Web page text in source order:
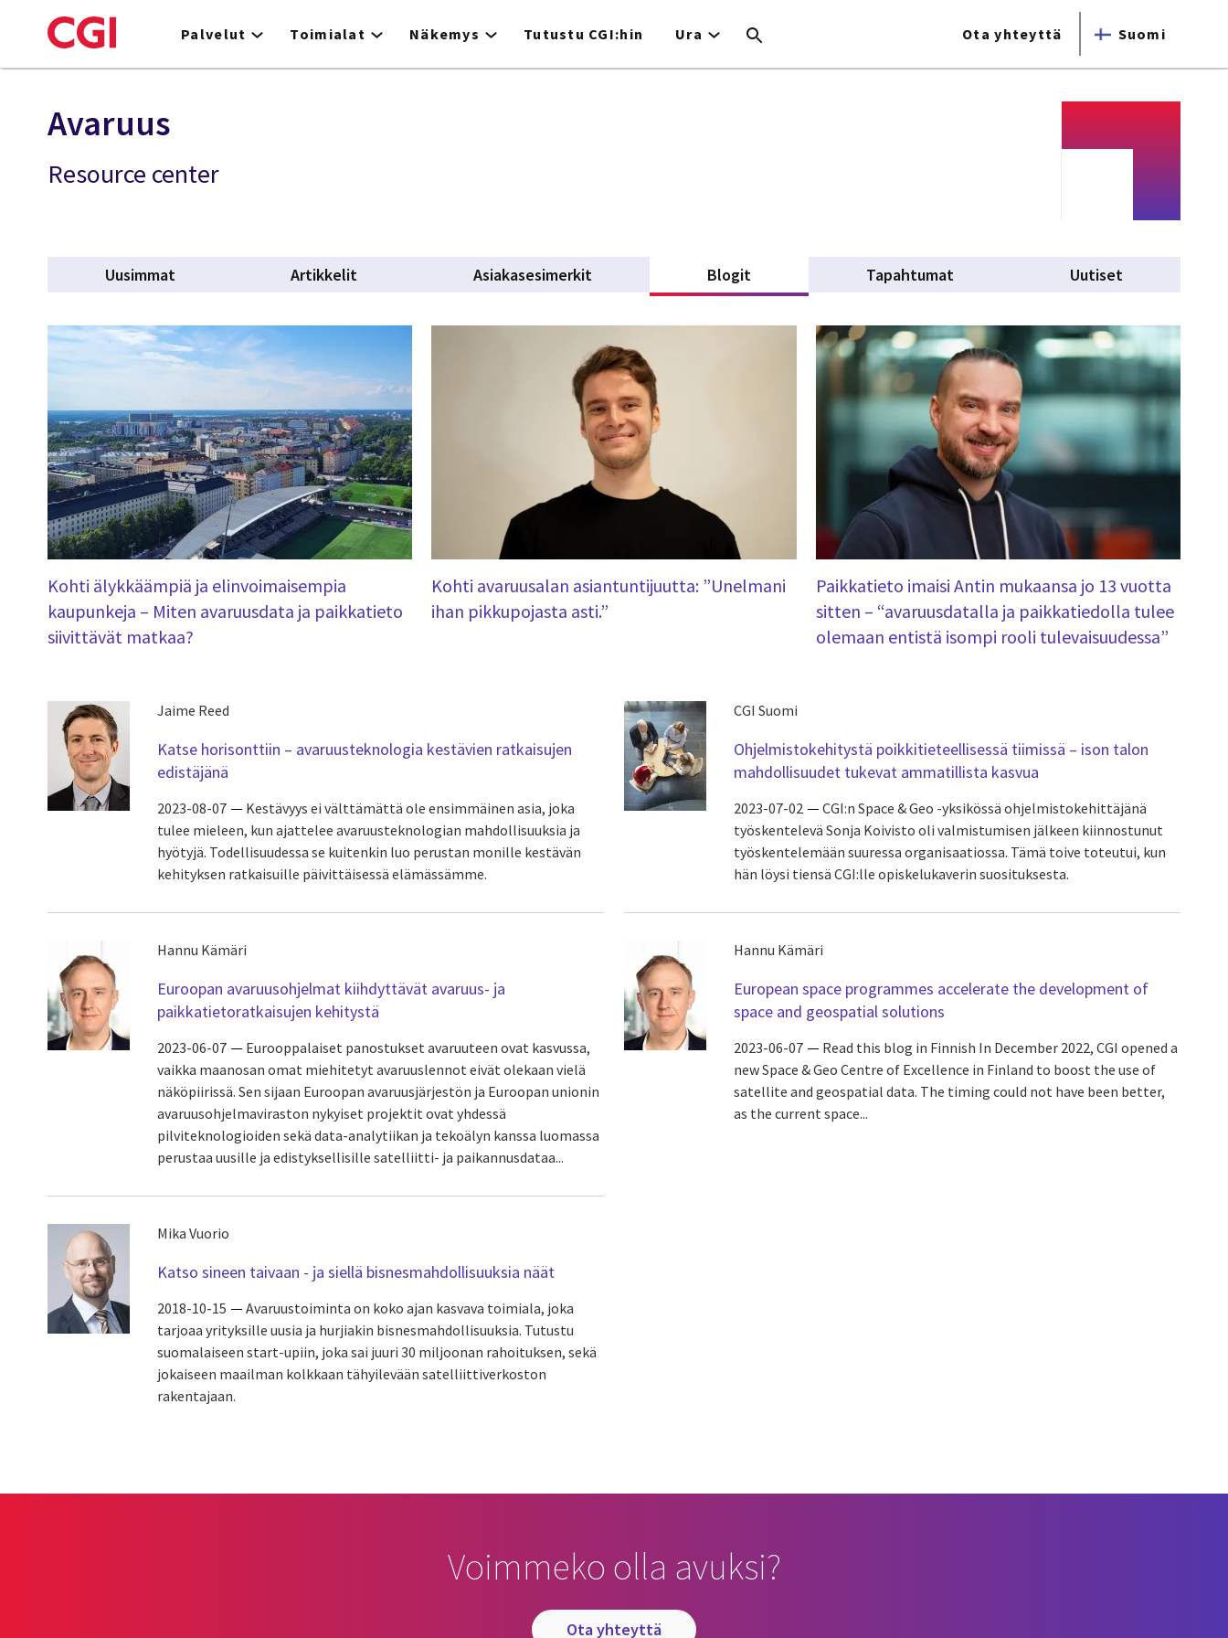
to
Palvelut Toimialat Näkemys Tutustu CGI:hin Ura Ota yhteyttä Suomi
Avaruus
Resource center
Uusimmat Artikkelit Asiakasesimerkit Blogit Tapahtumat Uutiset
Kohti älykkäämpiä ja elinvoimaisempia
kaupunkeja – Miten avaruusdata ja paikkatieto
siivittävät matkaa?
Kohti avaruusalan asiantuntijuutta: ”Unelmani
ihan pikkupojasta asti.”
Paikkatieto imaisi Antin mukaansa jo 13 vuotta
sitten – “avaruusdatalla ja paikkatiedolla tulee
olemaan entistä isompi rooli tulevaisuudessa”
Jaime Reed
Katse horisonttiin – avaruusteknologia kestävien ratkaisujen
edistäjänä
2023-08-07
Kestävyys ei välttämättä ole ensimmäinen asia, joka
tulee mieleen, kun ajattelee avaruusteknologian mahdollisuuksia ja
hyötyjä. Todellisuudessa se kuitenkin luo perustan monille kestävän
kehityksen ratkaisuille päivittäisessä elämässämme.
CGI Suomi
Ohjelmistokehitystä poikkitieteellisessä tiimissä – ison talon
mahdollisuudet tukevat ammatillista kasvua
2023-07-02
CGI:n Space & Geo -yksikössä ohjelmistokehittäjänä
työskentelevä Sonja Koivisto oli valmistumisen jälkeen kiinnostunut
työskentelemään suuressa organisaatiossa. Tämä toive toteutui, kun
hän löysi tiensä CGI:lle opiskelukaverin suosituksesta.
Hannu Kämäri
Euroopan avaruusohjelmat kiihdyttävät avaruus- ja
paikkatietoratkaisujen kehitystä
2023-06-07
Eurooppalaiset panostukset avaruuteen ovat kasvussa,
vaikka maanosan omat miehitetyt avaruuslennot eivät olekaan vielä
näköpiirissä. Sen sijaan Euroopan avaruusjärjestön ja Euroopan unionin
avaruusohjelmaviraston nykyiset projektit ovat yhdessä
pilviteknologioiden sekä data-analytiikan ja tekoälyn kanssa luomassa
perustaa uusille ja edistyksellisille satelliitti- ja paikannusdataa...
Hannu Kämäri
European space programmes accelerate the development of
space and geospatial solutions
2023-06-07
Read this blog in Finnish In December 2022, CGI opened a
new Space & Geo Centre of Excellence in Finland to boost the use of
satellite and geospatial data. The timing could not have been better,
as the current space...
Mika Vuorio
Katso sineen taivaan - ja siellä bisnesmahdollisuuksia näät
2018-10-15
Avaruustoiminta on koko ajan kasvava toimiala, joka
tarjoaa yrityksille uusia ja hurjiakin bisnesmahdollisuuksia. Tutustu
suomalaiseen start-upiin, joka sai juuri 30 miljoonan rahoituksen, sekä
jokaiseen maailman kolkkaan tähyilevään satelliittiverkoston
rakentajaan.
Voimmeko olla avuksi?
ota yhteyttä